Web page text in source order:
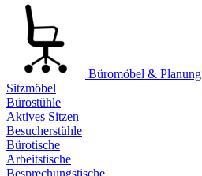
Büromöbel & Planung
Sitzmöbel
Bürostühle
Aktives Sitzen
Besucherstühle
Bürotische
Arbeitstische